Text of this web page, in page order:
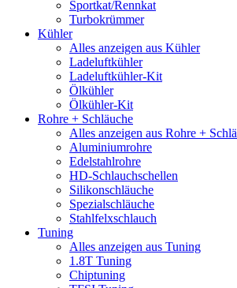
Sportkat/Rennkat
Turbokrümmer
Kühler
Alles anzeigen aus Kühler
Ladeluftkühler
Ladeluftkühler-Kit
Ölkühler
Ölkühler-Kit
Rohre + Schläuche
Alles anzeigen aus Rohre +
Aluminiumrohre
Edelstahlrohre
HD-Schlauchschellen
Silikonschläuche
Spezialschläuche
Stahlfelxschlauch
Tuning
Alles anzeigen aus Tuning
1.8T Tuning
Chiptuning